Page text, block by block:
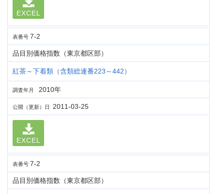
EXCEL
表番号 7-2
品目別価格指数（東京都区部）
紅茶～下着類（含類総連番223～442）
調査年月 2010年
公開（更新）日 2011-03-25
EXCEL
表番号 7-2
品目別価格指数（東京都区部）